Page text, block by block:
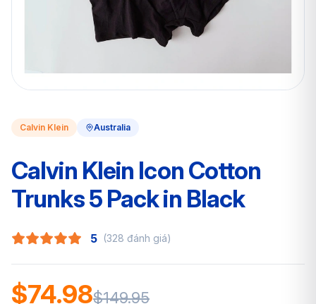
Calvin Klein Australia
Calvin Klein Icon Cotton
Trunks 5 Pack in Black
5 (328 đánh giá)
$74.98$149.95